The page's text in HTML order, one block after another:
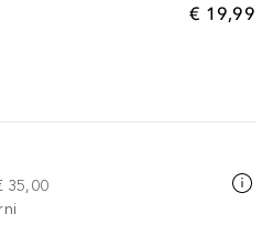
€ 19,99
35,00